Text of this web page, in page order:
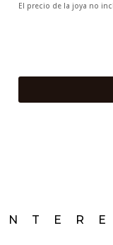
El precio de la joya no